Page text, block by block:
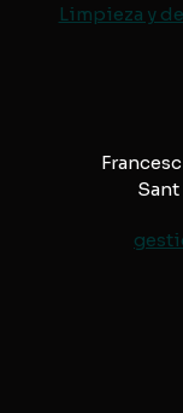
Limpieza y